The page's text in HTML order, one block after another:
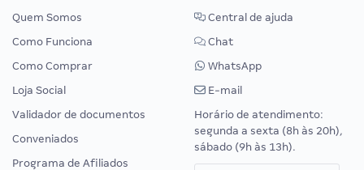
Quem Somos
Como Funciona
Como Comprar
Loja Social
Validador de documentos
Conveniados
Programa de Afiliados
Central de ajuda
Chat
WhatsApp
E-mail
Horário de atendimento:
segunda a sexta (8h às 20h),
sábado (9h às 13h).